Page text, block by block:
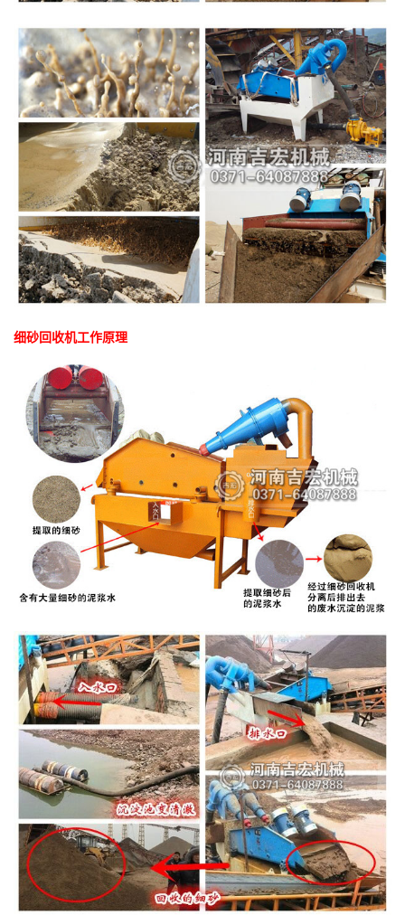
细砂回收机工作原理